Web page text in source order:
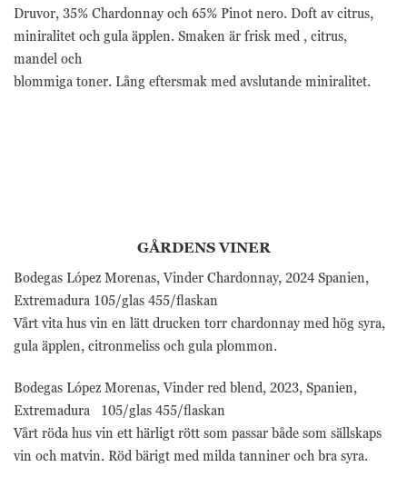
Druvor, 35% Chardonnay och 65% Pinot nero. Doft av citrus,
miniralitet och gula äpplen. Smaken är frisk med , citrus,
mandel och
blommiga toner. Lång eftersmak med avslutande miniralitet.
GÅRDENS VINER
Bodegas López Morenas, Vinder Chardonnay, 2024 Spanien,
Extremadura 105/glas 455/flaskan
Vårt vita hus vin en lätt drucken torr chardonnay med hög syra,
gula äpplen, citronmeliss och gula plommon.
Bodegas López Morenas, Vinder red blend, 2023, Spanien,
Extremadura 105/glas 455/flaskan
Vårt röda hus vin ett härligt rött som passar både som sällskaps
vin och matvin. Röd bärigt med milda tanniner och bra syra.